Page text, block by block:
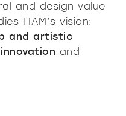
and design value
FIAM’s vision:
and artistic
and